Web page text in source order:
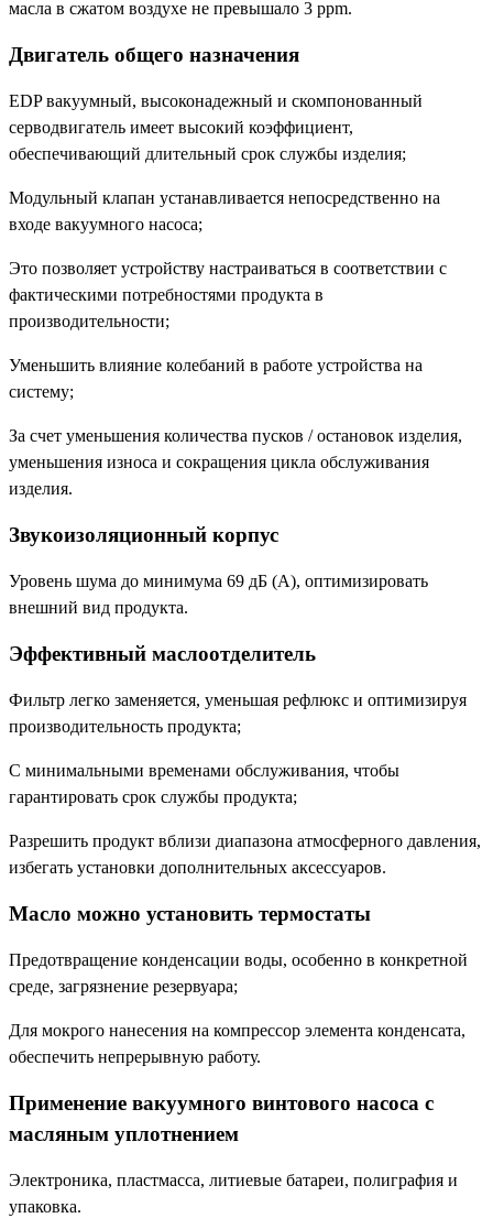
масла в сжатом воздухе не превышало 3 ppm.
Двигатель общего назначения
EDP вакуумный, высоконадежный и скомпонованный
серводвигатель имеет высокий коэффициент,
обеспечивающий длительный срок службы изделия;
Модульный клапан устанавливается непосредственно на
входе вакуумного насоса;
Это позволяет устройству настраиваться в соответствии с
фактическими потребностями продукта в
производительности;
Уменьшить влияние колебаний в работе устройства на
систему;
За счет уменьшения количества пусков / остановок изделия,
уменьшения износа и сокращения цикла обслуживания
изделия.
Звукоизоляционный корпус
Уровень шума до минимума 69 дБ (А), оптимизировать
внешний вид продукта.
Эффективный маслоотделитель
Фильтр легко заменяется, уменьшая рефлюкс и оптимизируя
производительность продукта;
С минимальными временами обслуживания, чтобы
гарантировать срок службы продукта;
Разрешить продукт вблизи диапазона атмосферного давления,
избегать установки дополнительных аксессуаров.
Масло можно установить термостаты
Предотвращение конденсации воды, особенно в конкретной
среде, загрязнение резервуара;
Для мокрого нанесения на компрессор элемента конденсата,
обеспечить непрерывную работу.
Применение вакуумного винтового насоса с
масляным уплотнением
Электроника, пластмасса, литиевые батареи, полиграфия и
упаковка.